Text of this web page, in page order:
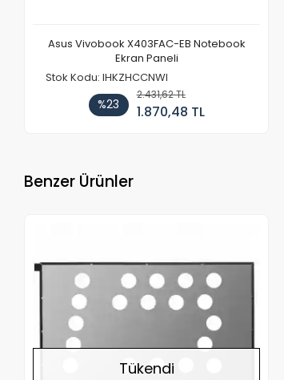
Asus Vivobook X403FAC-EB Notebook
Ekran Paneli
Stok Kodu: IHKZHCCNWI
%23
2.431,62 TL
1.870,48 TL
Benzer Ürünler
Tükendi